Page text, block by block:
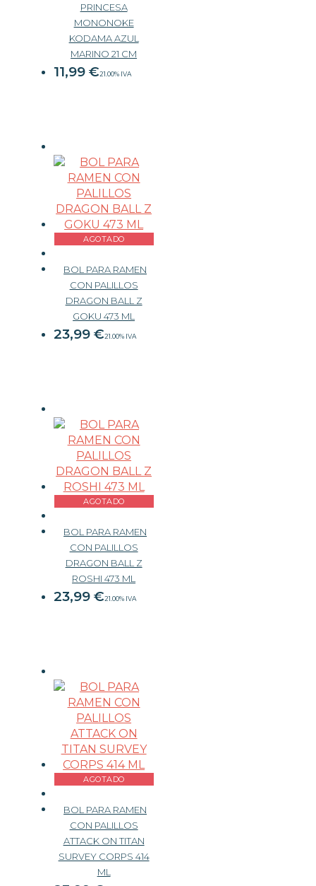
PRINCESA
MONONOKE
KODAMA AZUL
MARINO 21 CM
11,99 €21.00% IVA
AGOTADO
BOL PARA RAMEN
CON PALILLOS
DRAGON BALL Z
GOKU 473 ML
23,99 €21.00% IVA
AGOTADO
BOL PARA RAMEN
CON PALILLOS
DRAGON BALL Z
ROSHI 473 ML
23,99 €21.00% IVA
AGOTADO
BOL PARA RAMEN
CON PALILLOS
ATTACK ON TITAN
SURVEY CORPS 414
ML